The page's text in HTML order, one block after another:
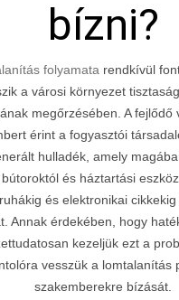
bízni?
folyamata rendkívül
a városi környezet
megőrzésében. A fejlődő
érint a fogyasztói
hulladék, amely
és háztartási
és elektronikai
Annak érdekében, hogy
kezeljük ezt a
vesszük a lomtalanítás
szakemberekre bízását.